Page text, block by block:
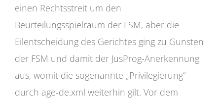
einen Rechtsstreit um den
Beurteilungsspielraum der FSM, aber die
Eilentscheidung des Gerichtes ging zu Gunsten
der FSM und damit der JusProg-Anerkennung
aus, womit die sogenannte „Privilegierung“
durch age-de.xml weiterhin gilt. Vor dem